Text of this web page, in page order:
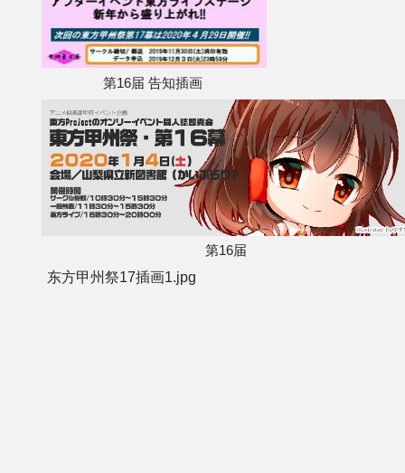
第16届 告知插画
第16届
东方甲州祭17插画1.jpg